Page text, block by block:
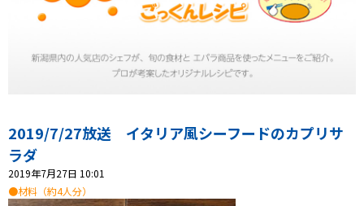
ニュース
天気
コンテンツ・アプリ
キッズ
2019/7/27放送 イタリア風シーフードのカプリサ
ラダ
2019年7月27日 10:01
●材料（約4人分）